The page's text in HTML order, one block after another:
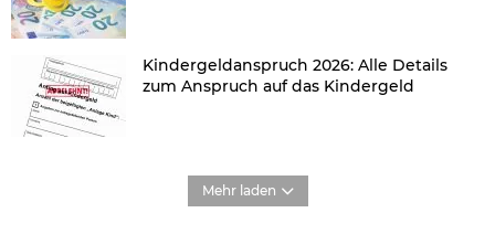
Kindergeldanspruch 2026: Alle Details
zum Anspruch auf das Kindergeld
Mehr laden